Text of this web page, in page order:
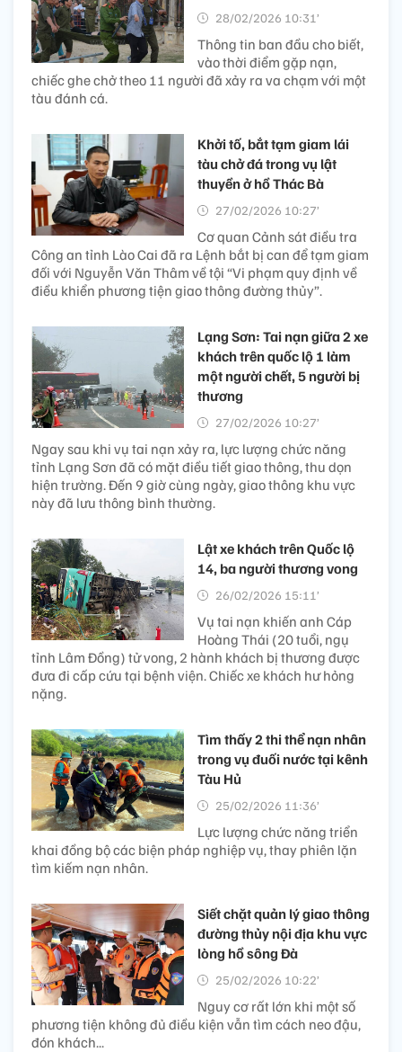
28/02/2026 10:31’
Thông tin ban đầu cho biết,
vào thời điểm gặp nạn,
chiếc ghe chở theo 11 người đã xảy ra va chạm với một
tàu đánh cá.
Khởi tố, bắt tạm giam lái
tàu chở đá trong vụ lật
thuyền ở hồ Thác Bà
27/02/2026 10:27’
Cơ quan Cảnh sát điều tra
Công an tỉnh Lào Cai đã ra Lệnh bắt bị can để tạm giam
đối với Nguyễn Văn Thâm về tội “Vi phạm quy định về
điều khiển phương tiện giao thông đường thủy”.
Lạng Sơn: Tai nạn giữa 2 xe
khách trên quốc lộ 1 làm
một người chết, 5 người bị
thương
27/02/2026 10:27’
Ngay sau khi vụ tai nạn xảy ra, lực lượng chức năng
tỉnh Lạng Sơn đã có mặt điều tiết giao thông, thu dọn
hiện trường. Đến 9 giờ cùng ngày, giao thông khu vực
này đã lưu thông bình thường.
Lật xe khách trên Quốc lộ
14, ba người thương vong
26/02/2026 15:11’
Vụ tai nạn khiến anh Cáp
Hoàng Thái (20 tuổi, ngụ
tỉnh Lâm Đồng) tử vong, 2 hành khách bị thương được
đưa đi cấp cứu tại bệnh viện. Chiếc xe khách hư hỏng
nặng.
Tìm thấy 2 thi thể nạn nhân
trong vụ đuối nước tại kênh
Tàu Hủ
25/02/2026 11:36’
Lực lượng chức năng triển
khai đồng bộ các biện pháp nghiệp vụ, thay phiên lặn
tìm kiếm nạn nhân.
Siết chặt quản lý giao thông
đường thủy nội địa khu vực
lòng hồ sông Đà
25/02/2026 10:22’
Nguy cơ rất lớn khi một số
phương tiện không đủ điều kiện vẫn tìm cách neo đậu,
đón khách...